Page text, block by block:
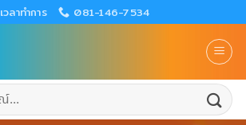
เวลาทำการ 081-146-7534